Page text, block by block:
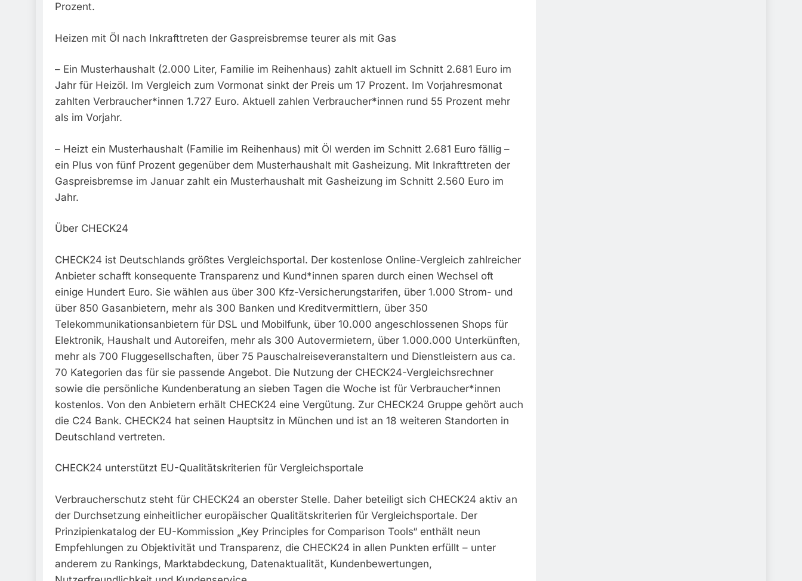
Prozent.
Heizen mit Öl nach Inkrafttreten der Gaspreisbremse teurer als mit Gas
– Ein Musterhaushalt (2.000 Liter, Familie im Reihenhaus) zahlt aktuell im Schnitt 2.681 Euro im
Jahr für Heizöl. Im Vergleich zum Vormonat sinkt der Preis um 17 Prozent. Im Vorjahresmonat
zahlten Verbraucher*innen 1.727 Euro. Aktuell zahlen Verbraucher*innen rund 55 Prozent mehr
als im Vorjahr.
– Heizt ein Musterhaushalt (Familie im Reihenhaus) mit Öl werden im Schnitt 2.681 Euro fällig –
ein Plus von fünf Prozent gegenüber dem Musterhaushalt mit Gasheizung. Mit Inkrafttreten der
Gaspreisbremse im Januar zahlt ein Musterhaushalt mit Gasheizung im Schnitt 2.560 Euro im
Jahr.
Über CHECK24
CHECK24 ist Deutschlands größtes Vergleichsportal. Der kostenlose Online-Vergleich zahlreicher
Anbieter schafft konsequente Transparenz und Kund*innen sparen durch einen Wechsel oft
einige Hundert Euro. Sie wählen aus über 300 Kfz-Versicherungstarifen, über 1.000 Strom- und
über 850 Gasanbietern, mehr als 300 Banken und Kreditvermittlern, über 350
Telekommunikationsanbietern für DSL und Mobilfunk, über 10.000 angeschlossenen Shops für
Elektronik, Haushalt und Autoreifen, mehr als 300 Autovermietern, über 1.000.000 Unterkünften,
mehr als 700 Fluggesellschaften, über 75 Pauschalreiseveranstaltern und Dienstleistern aus ca.
70 Kategorien das für sie passende Angebot. Die Nutzung der CHECK24-Vergleichsrechner
sowie die persönliche Kundenberatung an sieben Tagen die Woche ist für Verbraucher*innen
kostenlos. Von den Anbietern erhält CHECK24 eine Vergütung. Zur CHECK24 Gruppe gehört auch
die C24 Bank. CHECK24 hat seinen Hauptsitz in München und ist an 18 weiteren Standorten in
Deutschland vertreten.
CHECK24 unterstützt EU-Qualitätskriterien für Vergleichsportale
Verbraucherschutz steht für CHECK24 an oberster Stelle. Daher beteiligt sich CHECK24 aktiv an
der Durchsetzung einheitlicher europäischer Qualitätskriterien für Vergleichsportale. Der
Prinzipienkatalog der EU-Kommission „Key Principles for Comparison Tools“ enthält neun
Empfehlungen zu Objektivität und Transparenz, die CHECK24 in allen Punkten erfüllt – unter
anderem zu Rankings, Marktabdeckung, Datenaktualität, Kundenbewertungen,